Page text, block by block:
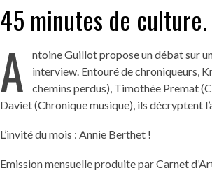
45 minutes de culture.
A
ntoine Guillot propose un débat sur
interview. Entouré de chroniqueurs,
chemins perdus), Timothée Premat
Daviet (Chronique musique), ils décryptent
L’invité du mois : Annie Berthet !
Emission mensuelle produite par Carnet